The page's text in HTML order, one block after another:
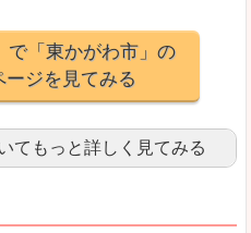
で「東かがわ市」の
ジを見てみる
てもっと詳しく見てみる